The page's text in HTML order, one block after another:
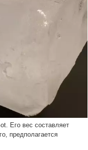
Его вес составляет
предполагается